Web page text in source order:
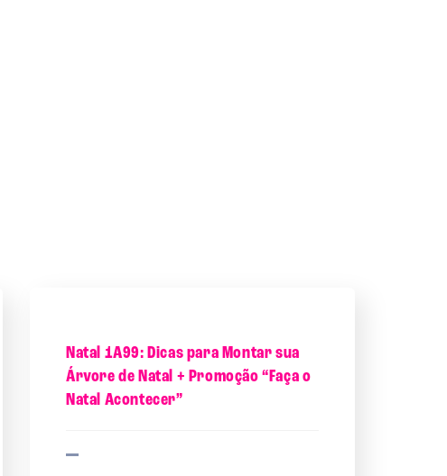
Natal 1A99: Dicas para Montar sua
Árvore de Natal + Promoção “Faça o
Natal Acontecer”